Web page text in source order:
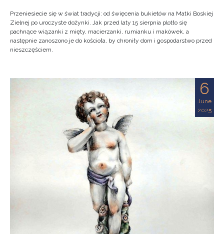
Przeniesiecie się w świat tradycji: od święcenia bukietów na Matki Boskiej
Zielnej po uroczyste dożynki. Jak przed laty 15 sierpnia plotło się
pachnące wiązanki z mięty, macierzanki, rumianku i makówek, a
następnie zanoszono je do kościoła, by chroniły dom i gospodarstwo przed
nieszczęściem.
6
June
2025